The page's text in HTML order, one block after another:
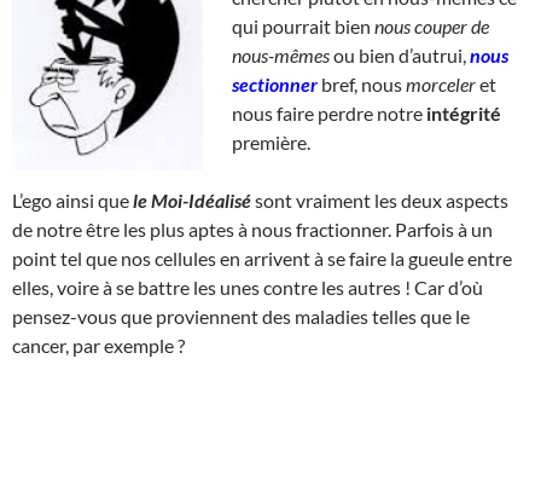
qui pourrait bien nous couper de
nous-mêmesou bien d’autrui, nous
sectionner bref, nousmorceleret
nous faire perdre notre intégrité
première.
L’ego ainsi quele Moi-Idéalisésont vraiment les deux aspects
de notre être les plus aptes à nous fractionner. Parfois à un
point tel que nos cellules en arrivent à se faire la gueule entre
elles, voire à se battre les unes contre les autres ! Car d’où
pensez-vous que proviennent des maladies telles que le
cancer, par exemple ?